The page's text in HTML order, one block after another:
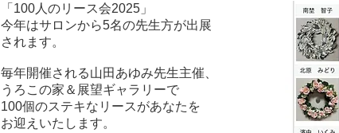
「100人のリース会2025」
今年はサロンから5名の先生方が出展
されます。
毎年開催される山田あゆみ先生主催、
うろこの家＆展望ギャラリーで
100個のステキなリースがあなたを
お迎えいたします。